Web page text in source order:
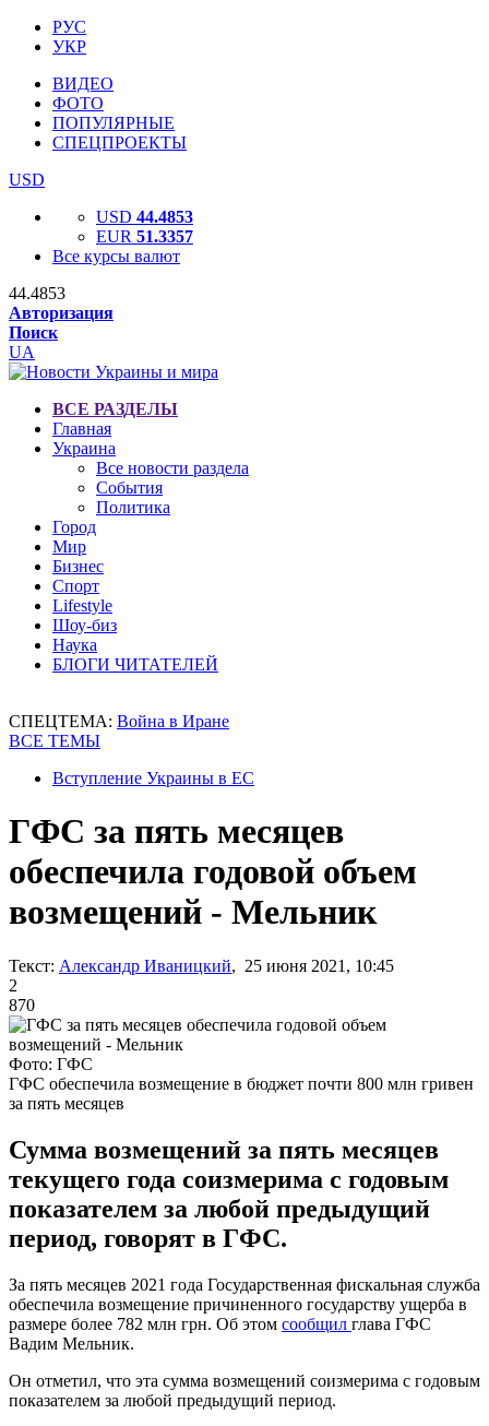
РУС
УКР
ВИДЕО
ФОТО
ПОПУЛЯРНЫЕ
СПЕЦПРОЕКТЫ
USD
USD 44.4853
EUR 51.3357
Все курсы валют
44.4853
Авторизация
Поиск
UA
ВСЕ РАЗДЕЛЫ
Главная
Украина
Все новости раздела
События
Политика
Город
Мир
Бизнес
Спорт
Lifestyle
Шоу-биз
Наука
БЛОГИ ЧИТАТЕЛЕЙ
СПЕЦТЕМА: Война в Иране
ВСЕ ТЕМЫ
Вступление Украины в ЕС
ГФС за пять месяцев
обеспечила годовой объем
возмещений - Мельник
Текст: Александр Иваницкий, 25 июня 2021, 10:45
2
870
Фото: ГФС
ГФС обеспечила возмещение в бюджет почти 800 млн гривен
за пять месяцев
Сумма возмещений за пять месяцев
текущего года соизмерима с годовым
показателем за любой предыдущий
период, говорят в ГФС.
За пять месяцев 2021 года Государственная фискальная служба
обеспечила возмещение причиненного государству ущерба в
размере более 782 млн грн. Об этом сообщил глава ГФС
Вадим Мельник.
Он отметил, что эта сумма возмещений соизмерима с годовым
показателем за любой предыдущий период.